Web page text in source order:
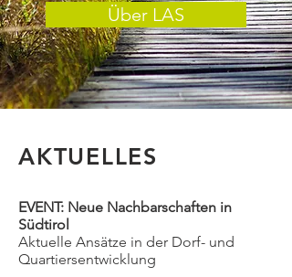
Über LAS
AKTUELLES
EVENT: Neue Nachbarschaften in
Südtirol
Aktuelle Ansätze in der Dorf- und
Quartiersentwicklung